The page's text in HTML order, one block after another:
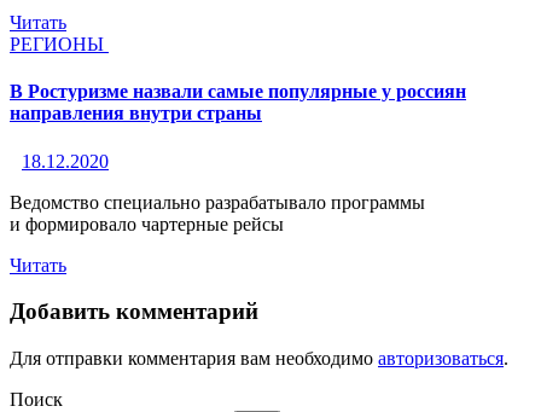
Читать
РЕГИОНЫ
В Ростуризме назвали самые популярные у россиян
направления внутри страны
18.12.2020
Ведомство специально разрабатывало программы
и формировало чартерные рейсы
Читать
Добавить комментарий
Для отправки комментария вам необходимо авторизоваться.
Поиск